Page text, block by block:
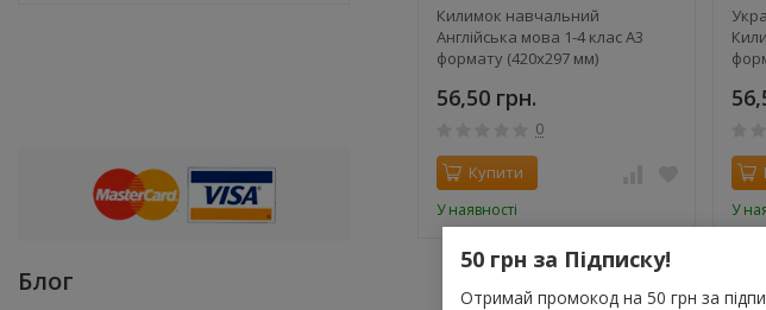
Килимок навчальний
Англійська мова 1-4 клас А3
формату (420х297 мм)
56,50 грн.
0
Купити
У наявності У
Блог
50 грн за Підписку!
Отримай промокод на 50 грн за